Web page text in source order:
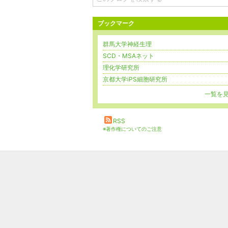
ブックマーク
群馬大学神経生理
SCD・MSAネット
理化学研究所
京都大学iPS細胞研究所
一覧を
RSS
※著作権についてのご注意